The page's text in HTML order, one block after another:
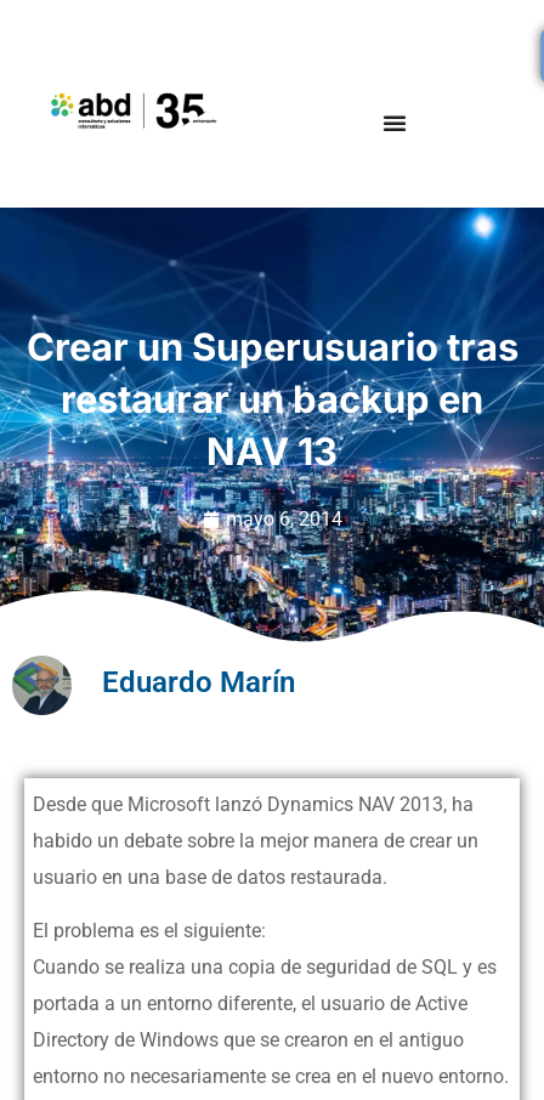
Crear un Superusuario tras
restaurar un backup en
NAV 13
mayo 6, 2014
Eduardo Marín
Desde que Microsoft lanzó Dynamics NAV 2013, ha
habido un debate sobre la mejor manera de crear un
usuario en una base de datos restaurada.
El problema es el siguiente:
Cuando se realiza una copia de seguridad de SQL y es
portada a un entorno diferente, el usuario de Active
Directory de Windows que se crearon en el antiguo
entorno no necesariamente se crea en el nuevo entorno.